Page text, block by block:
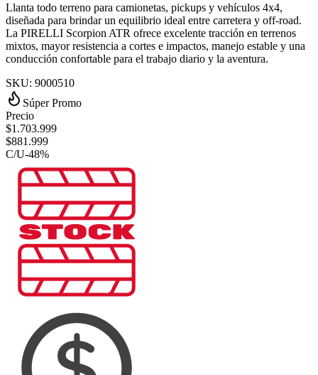
Llanta todo terreno para camionetas, pickups y vehículos 4x4,
diseñada para brindar un equilibrio ideal entre carretera y off-road.
La PIRELLI Scorpion ATR ofrece excelente tracción en terrenos
mixtos, mayor resistencia a cortes e impactos, manejo estable y una
conducción confortable para el trabajo diario y la aventura.
SKU: 9000510
Súper Promo
Precio
$1.703.999
$881.999
C/U-48%